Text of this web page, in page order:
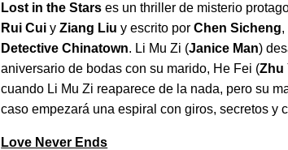
Lost in the Starses un thriller de misterio
Rui CuiyZiang Liu y escrito porChen Sicheng,
Detective Chinatown. Li Mu Zi (Janice Man)
aniversario de bodas con su marido, He Fei (Zhu
cuando Li Mu Zi reaparece de la nada, pero su
caso empezará una espiral con giros, secretos y
Love Never Ends